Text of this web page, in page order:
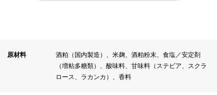
原材料
酒粕（国内製造）、米麹、酒粕粉末、食塩／安定剤
（増粘多糖類）、酸味料、甘味料（ステビア、スクラ
ロース、ラカンカ）、香料